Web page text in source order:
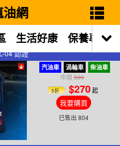
油網
生活好康 保養專區
尋結果
原廠長效機油 (美規版)
04 認證
汽油車 渦輪車 柴油車
市價590
5折 $270起
我要購買
已售出 804